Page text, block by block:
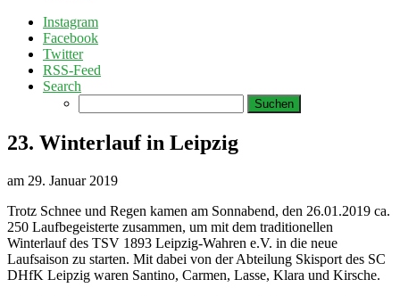
Instagram
Facebook
Twitter
RSS-Feed
Search
nach:
23. Winterlauf in Leipzig
am 29. Januar 2019
Trotz Schnee und Regen kamen am Sonnabend, den 26.01.2019 ca.
250 Laufbegeisterte zusammen, um mit dem traditionellen
Winterlauf des TSV 1893 Leipzig-Wahren e.V. in die neue
Laufsaison zu starten. Mit dabei von der Abteilung Skisport des SC
DHfK Leipzig waren Santino, Carmen, Lasse, Klara und Kirsche.